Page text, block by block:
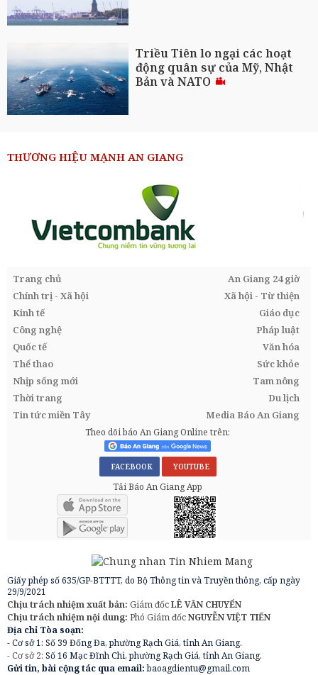
Triều Tiên lo ngại các hoạt
động quân sự của Mỹ, Nhật
Bản và NATO
THƯƠNG HIỆU MẠNH AN GIANG
Trang chủ
An Giang 24 giờ
Chính trị - Xã hội
Xã hội - Từ thiện
Kinh tế
Giáo dục
Công nghệ
Pháp luật
Quốc tế
Văn hóa
Thể thao
Sức khỏe
Nhịp sống mới
Tam nông
Thời trang
Du lịch
Tin tức miền Tây
Media Báo An Giang
Theo dõi báo An Giang Online trên:
FACEBOOK YOUTUBE
Tải Báo An Giang App
Giấy phép số 635/GP-BTTTT, do Bộ Thông tin và Truyền thông, cấp ngày
29/9/2021
Chịu trách nhiệm xuất bản: Giám đốcLÊ VĂN CHUYỂN
Chịu trách nhiệm nội dung: Phó Giám đốcNGUYỄN VIỆT TIẾN
Địa chỉ Tòa soạn:
- Cơ sở 1: Số 39 Đống Đa, phường Rạch Giá, tỉnh An Giang.
- Cơ sở 2: Số 16 Mạc Đĩnh Chi, phường Rạch Giá, tỉnh An Giang.
Gửi tin, bài cộng tác qua email:baoagdientu@gmail.com